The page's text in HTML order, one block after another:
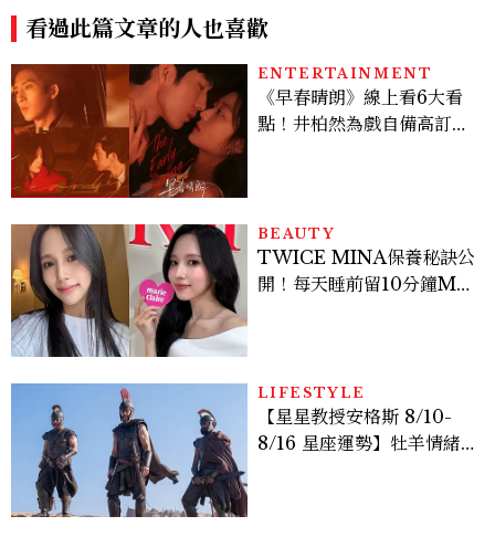
看過此篇文章的人也喜歡
ENTERTAINMENT
《早春晴朗》線上看6大看
點！井柏然為戲自備高訂，
BEAUTY
TWICE MINA保養秘訣公
開！每天睡前留10分鐘ME
LIFESTYLE
【星星教授安格斯 8/10-
8/16 星座運勢】牡羊情緒